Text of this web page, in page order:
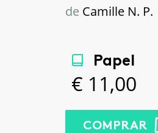
de Camille N. P.
Papel
€ 11,00
COMPRAR